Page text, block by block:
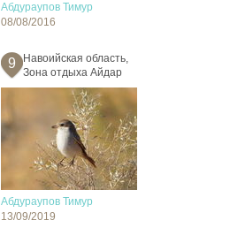
Абдураупов Тимур
08/08/2016
9
Навоийская область,
Зона отдыха Айдар
Абдураупов Тимур
13/09/2019